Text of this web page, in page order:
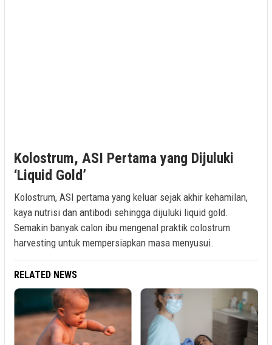
Kolostrum, ASI Pertama yang Dijuluki
‘Liquid Gold’
Kolostrum, ASI pertama yang keluar sejak akhir kehamilan,
kaya nutrisi dan antibodi sehingga dijuluki liquid gold.
Semakin banyak calon ibu mengenal praktik colostrum
harvesting untuk mempersiapkan masa menyusui.
RELATED NEWS